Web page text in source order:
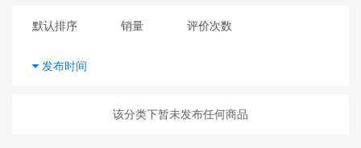
默认排序 销量 评价次数
发布时间
该分类下暂未发布任何商品